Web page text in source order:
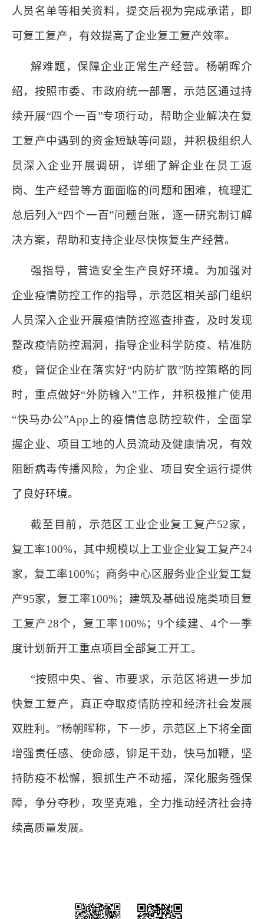
人员名单等相关资料，提交后视为完成承诺，即
可复工复产，有效提高了企业复工复产效率。
解难题，保障企业正常生产经营。杨朝晖介
绍，按照市委、市政府统一部署，示范区通过持
续开展“四个一百”专项行动，帮助企业解决在复
工复产中遇到的资金短缺等问题，并积极组织人
员深入企业开展调研，详细了解企业在员工返
岗、生产经营等方面面临的问题和困难，梳理汇
总后列入“四个一百”问题台账，逐一研究制订解
决方案，帮助和支持企业尽快恢复生产经营。
强指导，营造安全生产良好环境。为加强对
企业疫情防控工作的指导，示范区相关部门组织
人员深入企业开展疫情防控巡查排查，及时发现
整改疫情防控漏洞，指导企业科学防疫、精准防
疫，督促企业在落实好“内防扩散”防控策略的同
时，重点做好“外防输入”工作，并积极推广使用
“快马办公”App上的疫情信息防控软件，全面掌
握企业、项目工地的人员流动及健康情况，有效
阻断病毒传播风险，为企业、项目安全运行提供
了良好环境。
截至目前，示范区工业企业复工复产52家，
复工率100%，其中规模以上工业企业复工复产24
家，复工率100%；商务中心区服务业企业复工复
产95家，复工率100%；建筑及基础设施类项目复
工复产28个，复工率100%；9个续建、4个一季
度计划新开工重点项目全部复工开工。
“按照中央、省、市要求，示范区将进一步加
快复工复产，真正夺取疫情防控和经济社会发展
双胜利。”杨朝晖称，下一步，示范区上下将全面
增强责任感、使命感，铆足干劲，快马加鞭，坚
持防疫不松懈，狠抓生产不动摇，深化服务强保
障，争分夺秒，攻坚克难，全力推动经济社会持
续高质量发展。